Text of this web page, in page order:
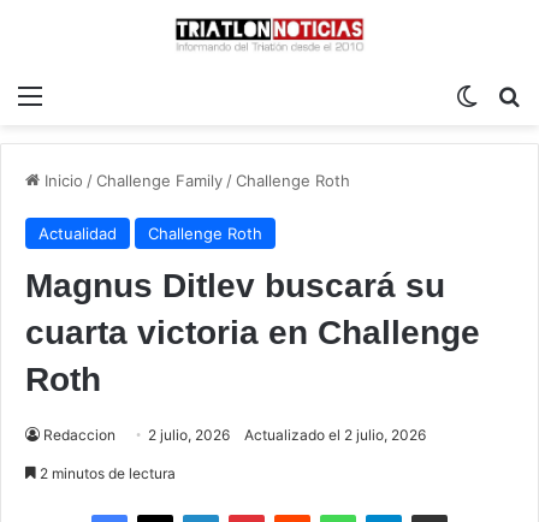
Inicio /Challenge Family /Challenge Roth
Actualidad Challenge Roth
Magnus Ditlev buscará su
cuarta victoria en Challenge
Roth
Redaccion 2 julio, 2026 Actualizado el 2 julio, 2026
2 minutos de lectura